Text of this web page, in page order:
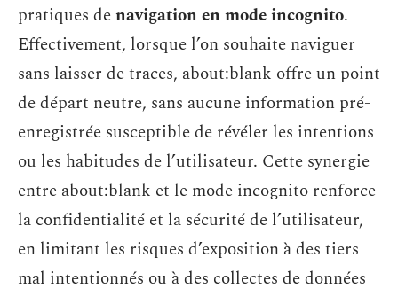
pratiques denavigation en mode incognito.
Effectivement, lorsque l’on souhaite naviguer
sans laisser de traces, about:blank offre un point
de départ neutre, sans aucune information pré-
enregistrée susceptible de révéler les intentions
ou les habitudes de l’utilisateur. Cette synergie
entre about:blank et le mode incognito renforce
la confidentialité et la sécurité de l’utilisateur,
en limitant les risques d’exposition à des tiers
mal intentionnés ou à des collectes de données